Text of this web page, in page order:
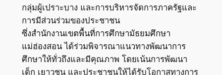
กลุ่มผู้เปราะบาง และการบริหารจัดการภาครัฐและ
การมีส่วนร่วมของประชาชน
ซึ่งสำนักงานเขตพื้นที่การศึกษามัธยมศึกษา
แม่ฮ่องสอน ได้ร่วมพิจารณาแนวทางพัฒนาการ
ศึกษาให้ทั่วถึงและมีคุณภาพ โดยเน้นการพัฒนา
เด็ก เยาวชน และประชาชนให้ได้รับโอกาสทางการ